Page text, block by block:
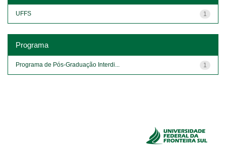
1
UFFS
Programa
1
Programa de Pós-Graduação Interdi...